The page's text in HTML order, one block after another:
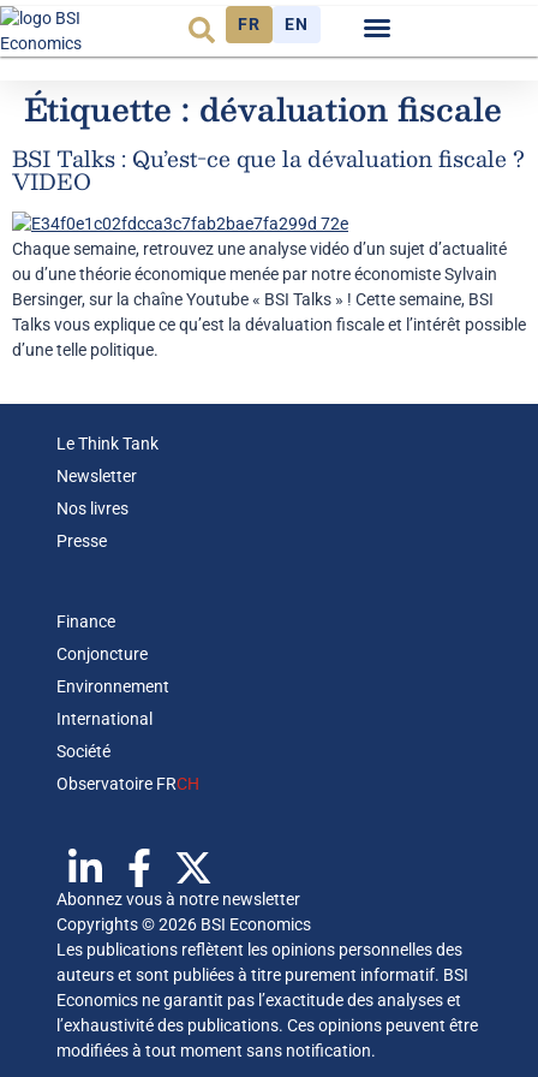
FR EN
Étiquette : dévaluation fiscale
BSI Talks : Qu’est-ce que la dévaluation fiscale ?
VIDEO
Chaque semaine, retrouvez une analyse vidéo d’un sujet d’actualité
ou d’une théorie économique menée par notre économiste Sylvain
Bersinger, sur la chaîne Youtube « BSI Talks » ! Cette semaine, BSI
Talks vous explique ce qu’est la dévaluation fiscale et l’intérêt possible
d’une telle politique.
Le Think Tank
Newsletter
Nos livres
Presse
Finance
Conjoncture
Environnement
International
Société
Observatoire FRCH
Abonnez vous à notre newsletter
Copyrights © 2026 BSI Economics
Les publications reflètent les opinions personnelles des
auteurs et sont publiées à titre purement informatif. BSI
Economics ne garantit pas l’exactitude des analyses et
l’exhaustivité des publications. Ces opinions peuvent être
modifiées à tout moment sans notification.